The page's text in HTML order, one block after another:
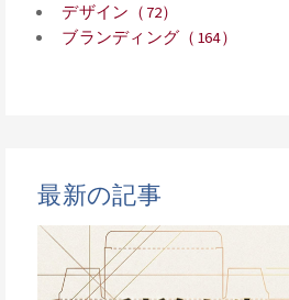
デザイン（72）
ブランディング（164）
最新の記事